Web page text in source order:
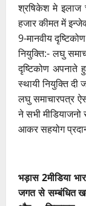
श्रषिकेश मे इलाज
हजार कीमत में
9-मानवीय
नियुक्ति:- लघु
दृष्टिकोण अपनाते
स्थायी नियुक्ति दी
लघु समाचारपत्र
ने सभी
आकर सहयोग
भड़ास 2मीडिया
जगत से सम्बंधित